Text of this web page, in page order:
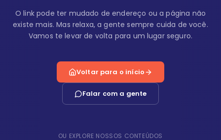
O link pode ter mudado de endereço ou a página não
existe mais. Mas relaxa, a gente sempre cuida de você.
Vamos te levar de volta para um lugar seguro.
Voltar para o início
Falar com a gente
OU EXPLORE NOSSOS CONTEÚDOS